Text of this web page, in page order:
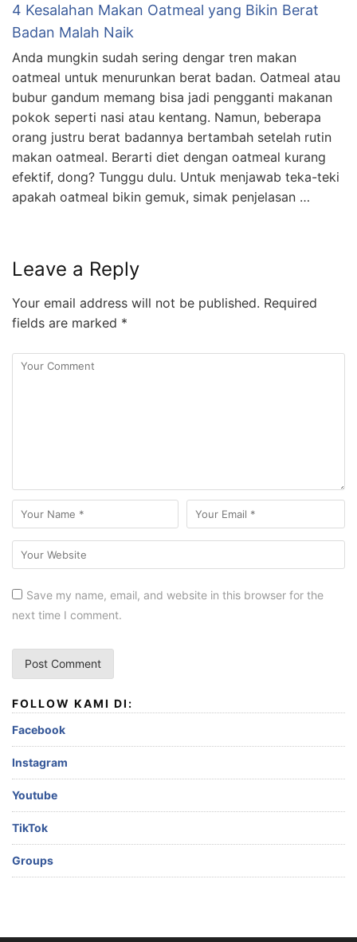
4 Kesalahan Makan Oatmeal yang Bikin Berat
Badan Malah Naik
Anda mungkin sudah sering dengar tren makan
oatmeal untuk menurunkan berat badan. Oatmeal atau
bubur gandum memang bisa jadi pengganti makanan
pokok seperti nasi atau kentang. Namun, beberapa
orang justru berat badannya bertambah setelah rutin
makan oatmeal. Berarti diet dengan oatmeal kurang
efektif, dong? Tunggu dulu. Untuk menjawab teka-teki
apakah oatmeal bikin gemuk, simak penjelasan …
Leave a Reply
Your email address will not be published. Required
fields are marked *
Save my name, email, and website in this browser for the
next time I comment.
FOLLOW KAMI DI:
Facebook
Instagram
Youtube
TikTok
Groups